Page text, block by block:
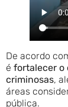
De acordo
é fortalecer o
criminosas,
áreas
pública.